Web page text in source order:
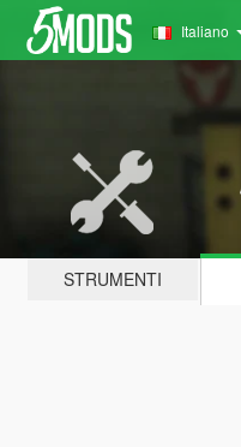
Italiano
STRUMENTI